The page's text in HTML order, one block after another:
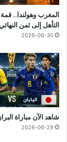
المغرب وهولندا..
التأهل إلى ثمن النهائي
2026-06-30
شاهد الآن مباراة
2026-06-29